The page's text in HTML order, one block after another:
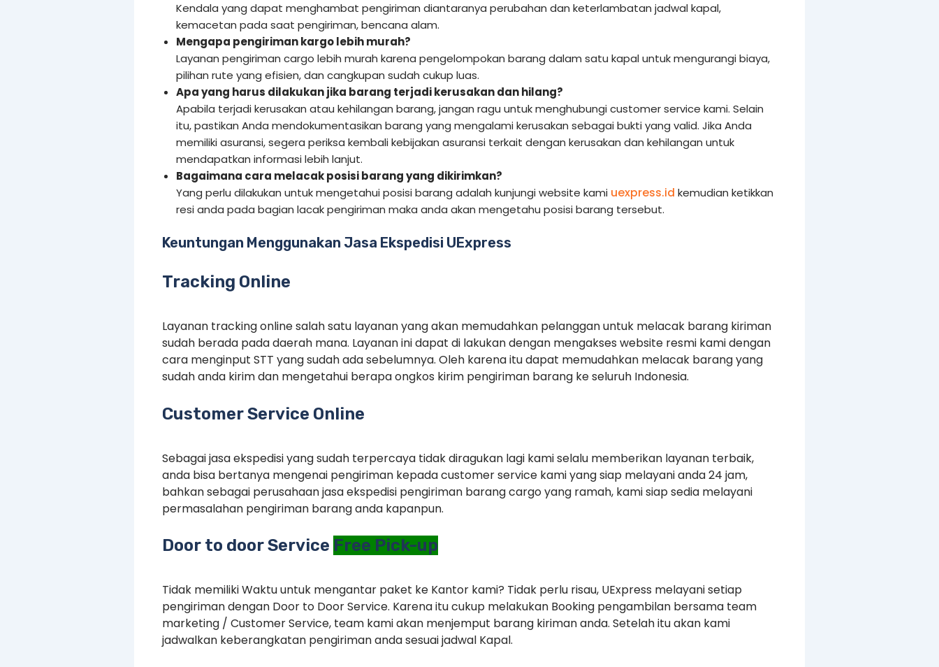
Kendala yang dapat menghambat pengiriman diantaranya perubahan dan keterlambatan jadwal kapal,
kemacetan pada saat pengiriman, bencana alam.
Mengapa pengiriman kargo lebih murah?
Layanan pengiriman cargo lebih murah karena pengelompokan barang dalam satu kapal untuk mengurangi biaya,
pilihan rute yang efisien, dan cangkupan sudah cukup luas.
Apa yang harus dilakukan jika barang terjadi kerusakan dan hilang?
Apabila terjadi kerusakan atau kehilangan barang, jangan ragu untuk menghubungi customer service kami. Selain
itu, pastikan Anda mendokumentasikan barang yang mengalami kerusakan sebagai bukti yang valid. Jika Anda
memiliki asuransi, segera periksa kembali kebijakan asuransi terkait dengan kerusakan dan kehilangan untuk
mendapatkan informasi lebih lanjut.
Bagaimana cara melacak posisi barang yang dikirimkan?
Yang perlu dilakukan untuk mengetahui posisi barang adalah kunjungi website kami uexpress.id kemudian ketikkan
resi anda pada bagian lacak pengiriman maka anda akan mengetahu posisi barang tersebut.
Keuntungan Menggunakan Jasa Ekspedisi UExpress
Tracking Online
Layanan tracking online salah satu layanan yang akan memudahkan pelanggan untuk melacak barang kiriman
sudah berada pada daerah mana. Layanan ini dapat di lakukan dengan mengakses website resmi kami dengan
cara menginput STT yang sudah ada sebelumnya. Oleh karena itu dapat memudahkan melacak barang yang
sudah anda kirim dan mengetahui berapa ongkos kirim pengiriman barang ke seluruh Indonesia.
Customer Service Online
Sebagai jasa ekspedisi yang sudah terpercaya tidak diragukan lagi kami selalu memberikan layanan terbaik,
anda bisa bertanya mengenai pengiriman kepada customer service kami yang siap melayani anda 24 jam,
bahkan sebagai perusahaan jasa ekspedisi pengiriman barang cargo yang ramah, kami siap sedia melayani
permasalahan pengiriman barang anda kapanpun.
Door to door Service Free Pick-up
Tidak memiliki Waktu untuk mengantar paket ke Kantor kami? Tidak perlu risau, UExpress melayani setiap
pengiriman dengan Door to Door Service. Karena itu cukup melakukan Booking pengambilan bersama team
marketing / Customer Service, team kami akan menjemput barang kiriman anda. Setelah itu akan kami
jadwalkan keberangkatan pengiriman anda sesuai jadwal Kapal.